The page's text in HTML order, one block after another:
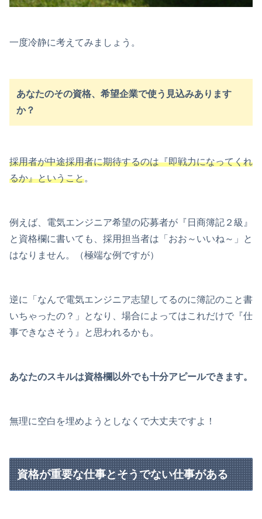
一度冷静に考えてみましょう。
あなたのその資格、希望企業で使う見込みあります
か？
採用者が中途採用者に期待するのは『即戦力になってくれ
るか』ということ。
例えば、電気エンジニア希望の応募者が『日商簿記２級』
と資格欄に書いても、採用担当者は「おお～いいね～」と
はなりません。（極端な例ですが）
逆に「なんで電気エンジニア志望してるのに簿記のこと書
いちゃったの？」となり、場合によってはこれだけで『仕
事できなさそう』と思われるかも。
あなたのスキルは資格欄以外でも十分アピールできます。
無理に空白を埋めようとしなくで大丈夫ですよ！
資格が重要な仕事とそうでない仕事がある